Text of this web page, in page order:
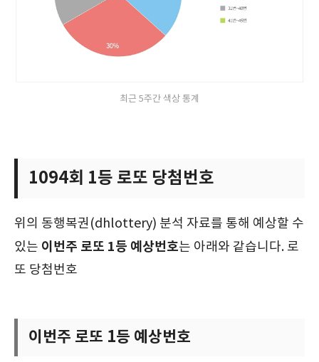
최근 5주간 색상 통계
1094회 1등 로또 당첨번호
위의 동행복권(dhlottery) 분석 자료를 통해 예상할 수
있는 이번주 로또 1등 예상번호는 아래와 같습니다. 로
또 당첨번호
이번주 로또 1등 예상번호